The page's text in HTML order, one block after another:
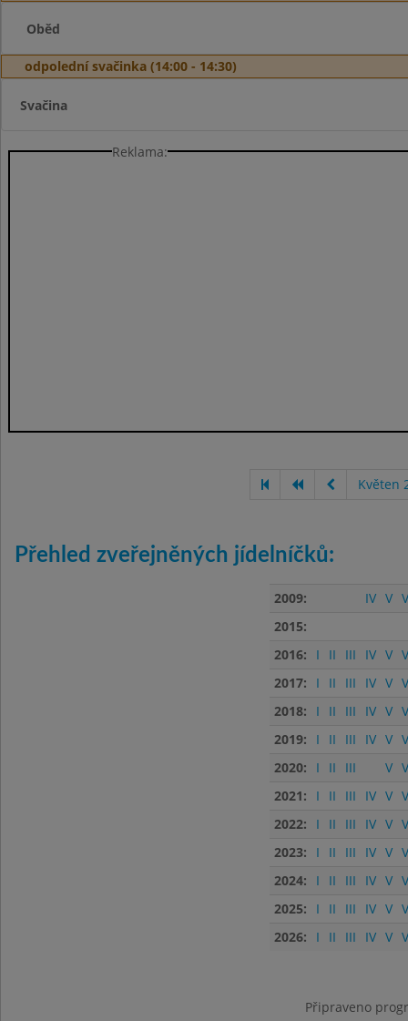
Oběd
odpolední svačinka (14:00 - 14:30)
Svačina
Reklama:
Květen
Přehled zveřejněných jídelníčků:
2009: IV V
2015:
2016:
I II III IV V
2017:
I II III IV V
2018:
I II III IV V
2019:
I II III IV V
2020:
I II III V
2021:
I II III IV V
2022:
I II III IV V
2023:
I II III IV V
2024:
I II III IV V
2025:
I II III IV V
2026:
I II III IV V
Připraveno